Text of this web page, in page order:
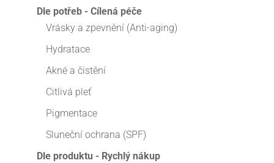
Dle potřeb - Cílená péče
Vrásky a zpevnění (Anti-aging)
Hydratace
Akné a čistění
Citlivá pleť
Pigmentace
Sluneční ochrana (SPF)
Dle produktu - Rychlý nákup